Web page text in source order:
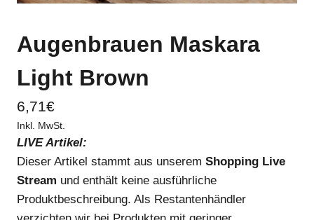
Augenbrauen Maskara
Light Brown
6,71€
Inkl. MwSt.
LIVE Artikel:
Dieser Artikel stammt aus unserem Shopping Live
Stream und enthält keine ausführliche
Produktbeschreibung. Als Restantenhändler